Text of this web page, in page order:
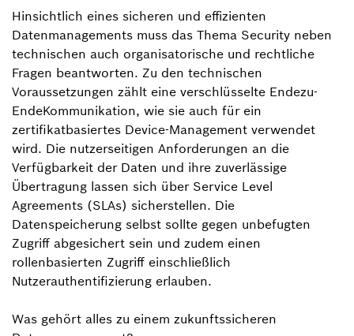
Hinsichtlich eines sicheren und effizienten
Datenmanagements muss das Thema Security neben
technischen auch organisatorische und rechtliche
Fragen beantworten. Zu den technischen
Voraussetzungen zählt eine verschlüsselte Ende­zu-
Ende­Kommunikation, wie sie auch für ein
zertifikatbasiertes Device-Management verwendet
wird. Die nutzerseitigen Anforderungen an die
Verfügbarkeit der Daten und ihre zuverlässige
Übertragung lassen sich über Service Level
Agreements (SLAs) sicherstellen. Die
Datenspeicherung selbst sollte gegen unbefugten
Zugriff abgesichert sein und zudem einen
rollenbasierten Zugriff einschließlich
Nutzerauthentifizierung erlauben.
Was gehört alles zu einem zukunftssicheren